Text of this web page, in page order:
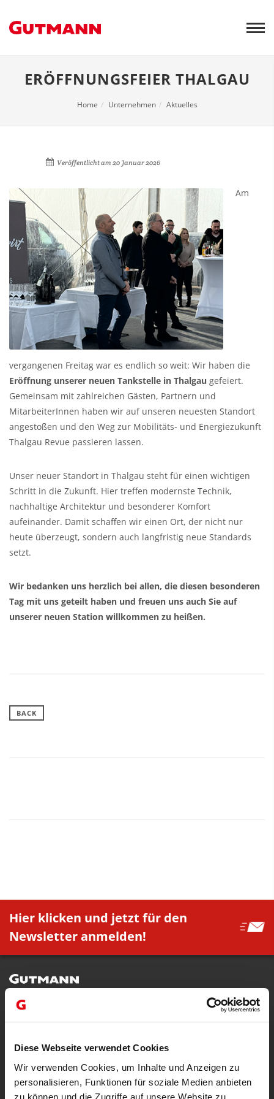
Diese Webseite verwendet Cookies
Wir verwenden Cookies, um Inhalte und Anzeigen zu
personalisieren, Funktionen für soziale Medien anbieten
zu können und die Zugriffe auf unsere Website zu
Weiter
ERÖFFNUNGSFEIER THALGAU
Home Unternehmen Aktuelles
Veröffentlicht am 20 Januar 2026
Am
vergangenen Freitag war es endlich so weit: Wir haben die
Eröffnung unserer neuen Tankstelle in Thalgau gefeiert.
Gemeinsam mit zahlreichen Gästen, Partnern und
MitarbeiterInnen haben wir auf unseren neuesten Standort
angestoßen und den Weg zur Mobilitäts- und Energiezukunft
Thalgau Revue passieren lassen.
Unser neuer Standort in Thalgau steht für einen wichtigen
Schritt in die Zukunft. Hier treffen modernste Technik,
nachhaltige Architektur und besonderer Komfort
aufeinander. Damit schaffen wir einen Ort, der nicht nur
heute überzeugt, sondern auch langfristig neue Standards
setzt.
Wir bedanken uns herzlich bei allen, die diesen besonderen
Tag mit uns geteilt haben und freuen uns auch Sie auf
unserer neuen Station willkommen zu heißen.
BACK
Hier klicken und jetzt für den
Newsletter anmelden!
Büro Innsbruck | Zentrale
Fürstenweg 87
+43 50 2277 - 1000
Büro Josef-Wilberger-Straße | Strom & Erdgas
Josef-Wilberger-Straße 53